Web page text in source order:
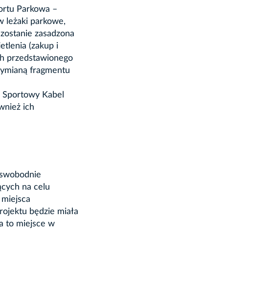
Parkowa –
leżaki parkowe,
zasadzona
(zakup i
przedstawionego
fragmentu
Kabel
ich
na celu
będzie miała
to miejsce w